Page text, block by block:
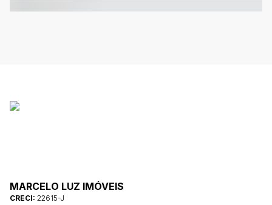
MARCELO LUZ IMÓVEIS
CRECI: 22615-J